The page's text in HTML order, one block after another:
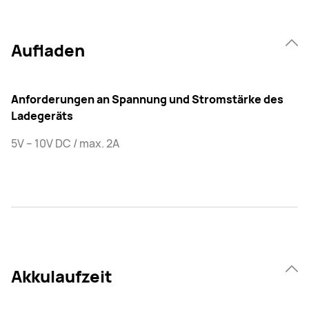
Aufladen
Anforderungen an Spannung und Stromstärke des
Ladegeräts
5V – 10V DC / max. 2A
Akkulaufzeit